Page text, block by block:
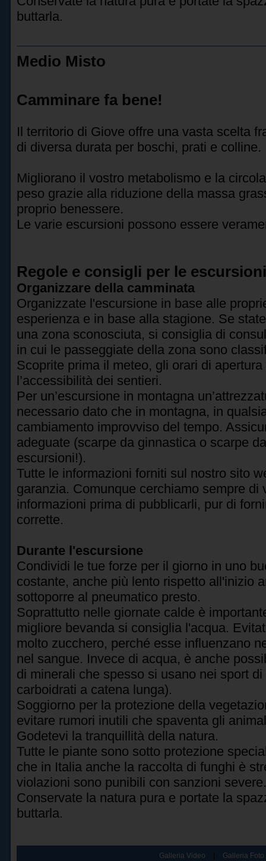
buttarla.
Medio Misto
Camminare fa bene!
Il territorio di Giove offre una vasta scelta
di diversa durata per boschi, prati e colline.
Migliorano il vostro metabolismo e la
peso grazie alla riduzione della massa
proprio benessere.
Le varie escursioni possono essere
Regole e consigli per le escursioni
Organizzare della camminata
Organizzate l'escursione in base alle
esperienza e in base alla stagione. Se
una zona sconosciuta, si consiglia di
in cui le passeggiate della zona sono
Scoprite prima il meteo, gli orari di
l’accessibilità dei sentieri.
Per un’escursione in montagna
necessario dato che in montagna, in
cambiamento improvviso del tempo.
adeguate (scarpe da ginnastica o scarpe
escursioni!).
Tutte le informazioni forniti sul nostro sito
garanzia. Comunque cerchiamo sempre di
informazioni prima di pubblicarli, pur di
corrette.
Durante l'escursione
Condividi le tue forze per il giorno in uno
costante, anche più lento rispetto all'inizio
sottoporre al pneumatico presto.
Soprattutto nelle giornate calde è
migliore bevanda si consiglia l'acqua.
molto zucchero, perché esse influenzano
nel sangue. Invece di acqua, è anche
di minerali che spesso si usano nei sport
carboidrati a catena lunga).
Soggiorno per la protezione della
evitare rumori inutili che spaventa gli
Godetevi la tranquillità della natura.
Tutte le piante sono sotto protezione
che in Italia anche la raccolta di funghi è
violazioni sono punibili con sanzioni severe.
Conservate la natura pura e portate la
buttarla.
Galleria Video Galleria Foto